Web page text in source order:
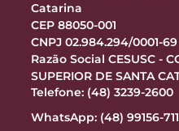
Catarina
CEP 88050-001
CNPJ 02.984.294/0001-69
Razão Social CESUSC -
SUPERIOR DE SANTA
Telefone: (48) 3239-2600
WhatsApp: (48) 99156-